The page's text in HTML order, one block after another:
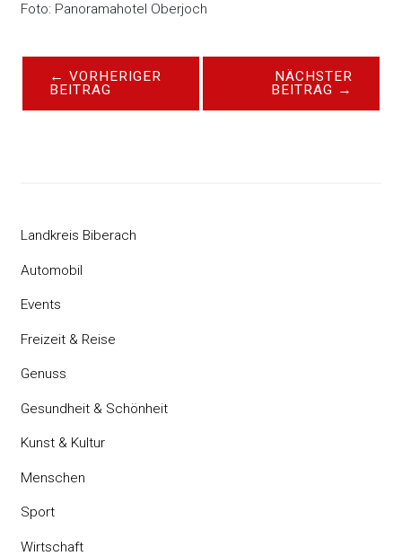
Foto: Panoramahotel Oberjoch
← VORHERIGER
BEITRAG
NÄCHSTER
BEITRAG →
Landkreis Biberach
Automobil
Events
Freizeit & Reise
Genuss
Gesundheit & Schönheit
Kunst & Kultur
Menschen
Sport
Wirtschaft